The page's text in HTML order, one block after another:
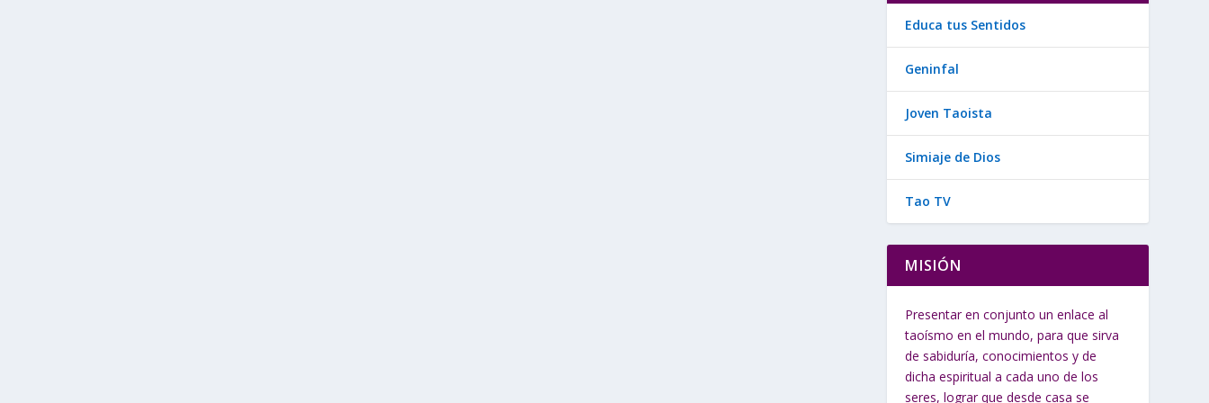
Educa tus Sentidos
Geninfal
Joven Taoista
Simiaje de Dios
Tao TV
MISIÓN
Presentar en conjunto un enlace al
taoísmo en el mundo, para que sirva
de sabiduría, conocimientos y de
dicha espiritual a cada uno de los
seres, lograr que desde casa se